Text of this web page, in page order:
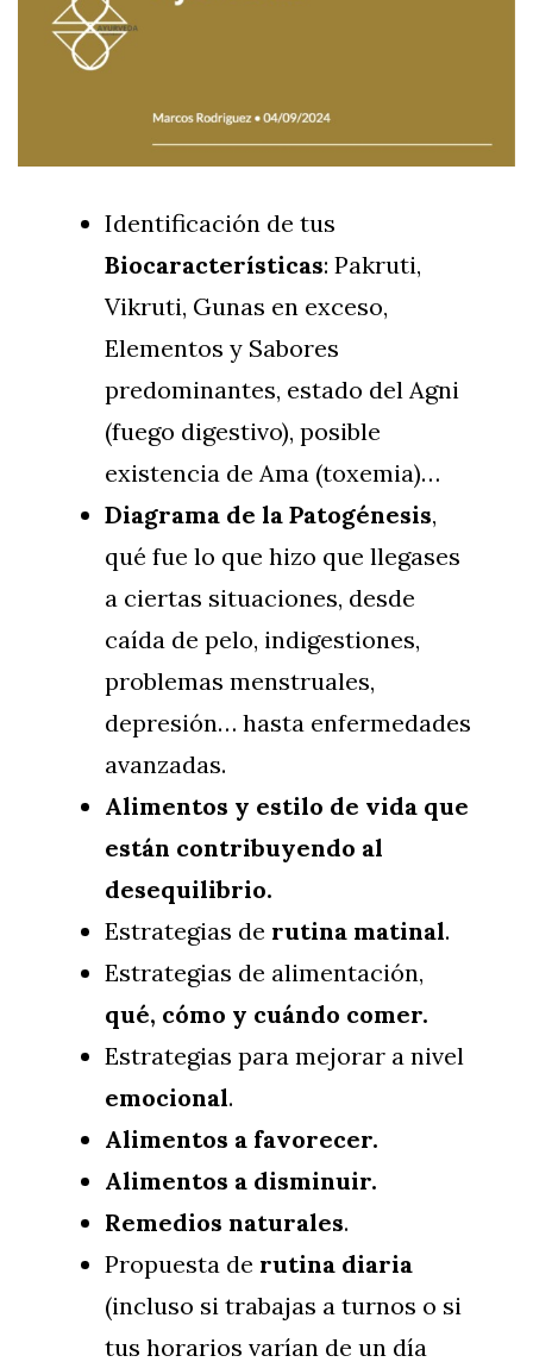
Identificación de tus
Biocaracterísticas: Pakruti,
Vikruti, Gunas en exceso,
Elementos y Sabores
predominantes, estado del Agni
(fuego digestivo), posible
existencia de Ama (toxemia)…
Diagrama de la Patogénesis,
qué fue lo que hizo que llegases
a ciertas situaciones, desde
caída de pelo, indigestiones,
problemas menstruales,
depresión… hasta enfermedades
avanzadas.
Alimentos y estilo de vida que
están contribuyendo al
desequilibrio.
Estrategias de rutina matinal.
Estrategias de alimentación,
qué, cómo y cuándo comer.
Estrategias para mejorar a nivel
emocional.
Alimentos a favorecer.
Alimentos a disminuir.
Remedios naturales.
Propuesta de rutina diaria
(incluso si trabajas a turnos o si
tus horarios varían de un día